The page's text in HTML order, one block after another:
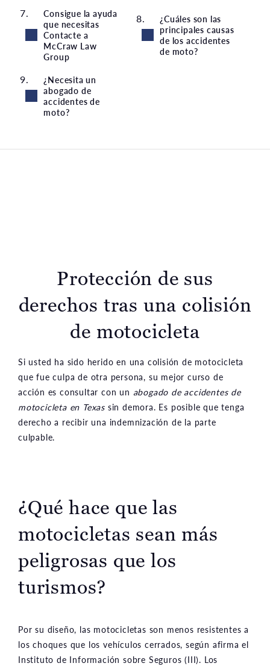
Consigue la ayuda
que necesitas
Contacte a
McCraw Law
Group
¿Cuáles son las
principales causas
de los accidentes
de moto?
¿Necesita un
abogado de
accidentes de
moto?
Protección de sus
derechos tras una colisión
de motocicleta
Si usted ha sido herido en una colisión de motocicleta
que fue culpa de otra persona, su mejor curso de
acción es consultar con un abogado de accidentes de
motocicleta en Texas sin demora. Es posible que tenga
derecho a recibir una indemnización de la parte
culpable.
¿Qué hace que las
motocicletas sean más
peligrosas que los
turismos?
Por su diseño, las motocicletas son menos resistentes a
los choques que los vehículos cerrados, según afirma el
Instituto de Información sobre Seguros (III). Los